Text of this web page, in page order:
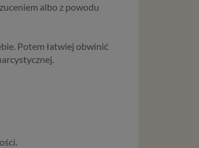
albo z powodu
Potem łatwiej obwinić